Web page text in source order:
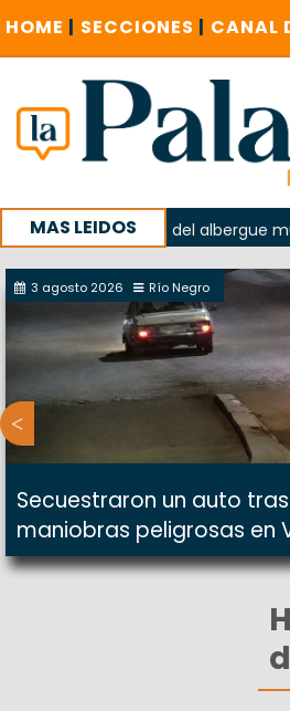
HOME | SECCIONES | CANAL
MAS LEIDOS
explosión del albergue municipal
con un encuentro provincial en
3 agosto 2026 Río Negro
Secuestraron un auto
maniobras peligrosas en